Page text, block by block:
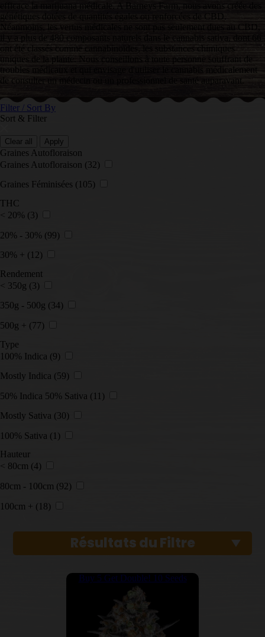
efficace la marijuana médicale. A Barneys Farm, nous avons créée des
génétiques dotées de quantités égales ou renforcées de CBD.
Néanmoins, les vertus médicales ne sont pas seulement dues au CBD,
il y a plus de 480 composants naturels dans le cannabis sativa, dont 66
ont été classés comme cannabinoïdes, les substances chimiques
uniques de la plante. Nous conseillons à toute personne souffrant de
troubles médicaux et qui envisage d'utiliser le cannabis médicalement
de consulter un médecin ou un professionnel de santé auparavant.
Filter / Sort By
Sort & Filter
Clear all Apply
Graines Autofloraison
Graines Autofloraison (32)
Graines Féminisées (105)
THC
< 20% (3)
20% - 30% (99)
30% + (12)
Rendement
< 350g (3)
350g - 500g (34)
500g + (77)
Type
100% Indica (9)
Mostly Indica (59)
50% Indica 50% Sativa (11)
Mostly Sativa (30)
100% Sativa (1)
Hauteur
< 80cm (4)
80cm - 100cm (92)
100cm + (18)
Résultats du Filtre
Buy 5 Get Double! 10 Seeds